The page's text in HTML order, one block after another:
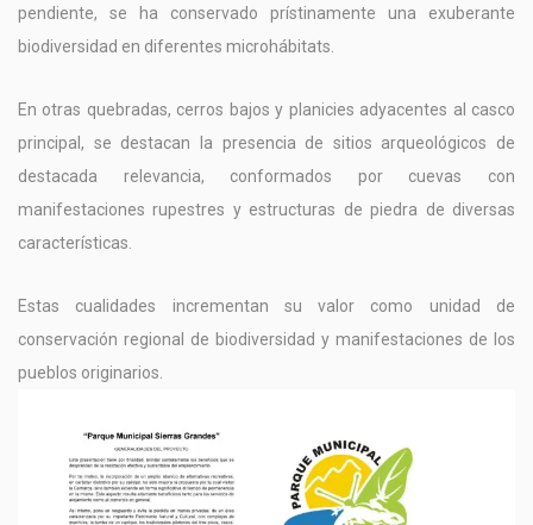
pendiente, se ha conservado prístinamente una exuberante
biodiversidad en diferentes microhábitats.
En otras quebradas, cerros bajos y planicies adyacentes al casco
principal, se destacan la presencia de sitios arqueológicos de
destacada relevancia, conformados por cuevas con
manifestaciones rupestres y estructuras de piedra de diversas
características.
Estas cualidades incrementan su valor como unidad de
conservación regional de biodiversidad y manifestaciones de los
pueblos originarios.